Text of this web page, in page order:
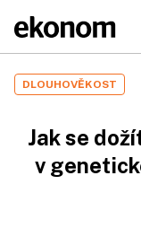
DLOUHOVĚKOST
Jak se
v